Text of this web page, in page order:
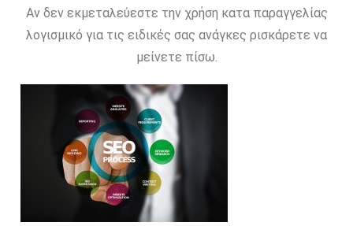
Αν δεν εκμεταλεύεστε την χρήση κατα παραγγελίας
λογισμικό για τις ειδικές σας ανάγκες ρισκάρετε να
μείνετε πίσω.